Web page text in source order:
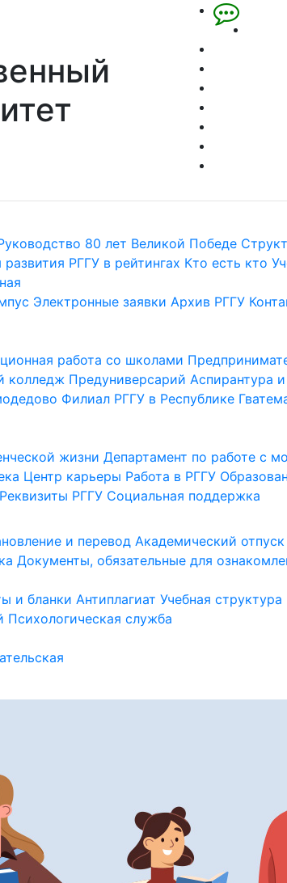
80 лет Великой Победе
РГГУ в рейтингах Кто есть кто
Электронные заявки Архив РГГУ
работа со школами
колледж Предуниверсарий Аспирантура
Филиал РГГУ в Республике
жизни Департамент по работе с
Центр карьеры Работа в РГГУ
Реквизиты РГГУ Социальная поддержка
и перевод Академический отпуск
Документы, обязательные для
и бланки Антиплагиат Учебная структура
Психологическая служба